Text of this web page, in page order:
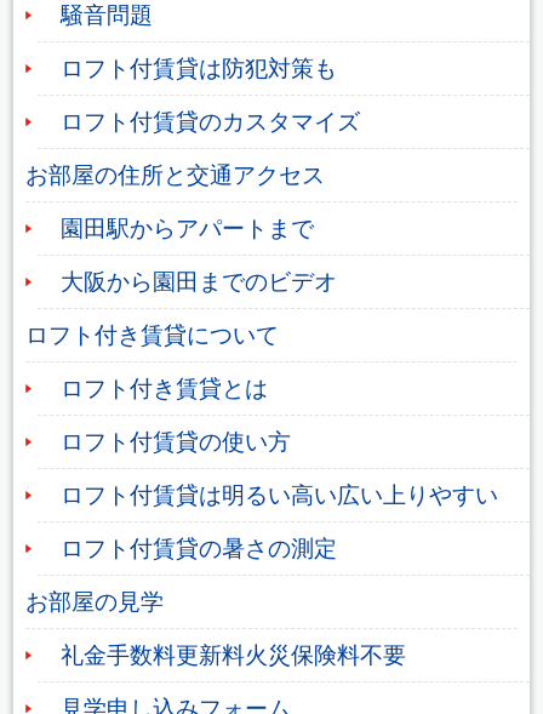
騒音問題
ロフト付賃貸は防犯対策も
ロフト付賃貸のカスタマイズ
お部屋の住所と交通アクセス
園田駅からアパートまで
大阪から園田までのビデオ
ロフト付き賃貸について
ロフト付き賃貸とは
ロフト付賃貸の使い方
ロフト付賃貸は明るい高い広い上りやすい
ロフト付賃貸の暑さの測定
お部屋の見学
礼金手数料更新料火災保険料不要
見学申し込みフォーム